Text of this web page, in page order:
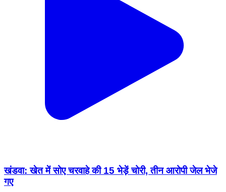
खंडवा: खेत में सोए चरवाहे की 15 भेड़ें चोरी, तीन आरोपी जेल भेजे
गए